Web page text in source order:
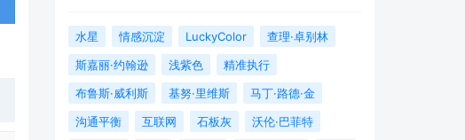
水星 情感沉淀 LuckyColor
查理·卓别林
斯嘉丽·约翰逊
浅紫色
精准执行
布鲁斯·威利斯
基努·里维斯
马丁·路德·金
沟通平衡
互联网 石板灰
沃伦·巴菲特